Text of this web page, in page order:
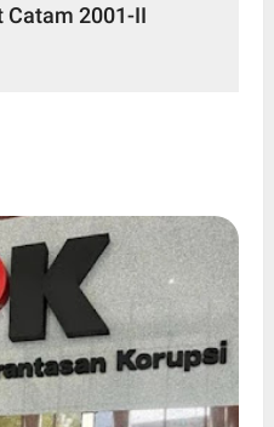
Catam 2001-II